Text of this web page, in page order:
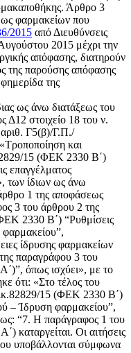
Άρθρο 3
φαρμακείων που
2015 από Διευθύνσεις
2015 μέχρι την
απόφασης, διατηρούν
της παρούσης απόφασης
της
ως άνω διατάξεως του
στοιχείο 18 του ν.
Γ5(β)/Γ.Π./
και
15 (ΦΕΚ 2330 Β΄)
επαγγέλματος
των ίδιων ως άνω
1 της αποφάσεως
3 του άρθρου 2 της
2330 Β΄) “Ρυθμίσεις
ίδρυσης φαρμακείων
παραγράφου 3 του
όπως ισχύει», με το
ότι: «Στο τέλος του
15 (ΦΕΚ 2330 Β΄)
– Ίδρυση φαρμακείου”,
“7. Η παράγραφος 1 του
καταργείται. Οι αιτήσεις
υποβάλλονται σύμφωνα